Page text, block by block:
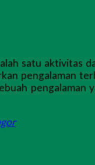
satu aktivitas
pengalaman